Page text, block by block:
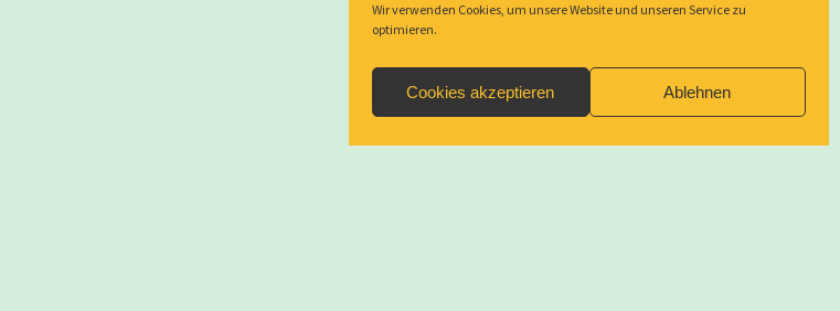
Wir verwenden Cookies, um unsere Website und unseren Service zu
optimieren.
Cookies akzeptieren Ablehnen